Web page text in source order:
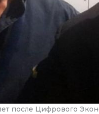
после Цифрового